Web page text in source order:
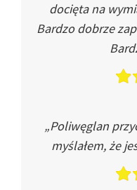
docięta na
Bardzo dobrze
„Poliwęglan
myślałem, że